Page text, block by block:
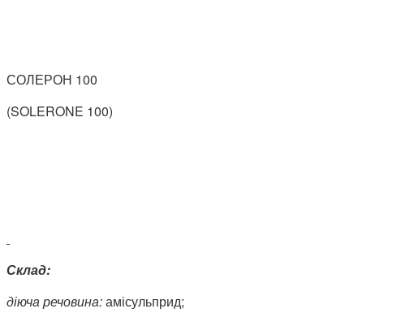
СОЛЕРОН 100
(SOLERONE 100)
Склад:
діюча речовина:амісульприд;